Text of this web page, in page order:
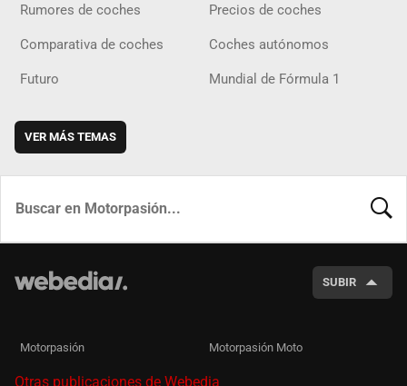
Rumores de coches Precios de coches
Comparativa de coches Coches autónomos
Futuro Mundial de Fórmula 1
VER MÁS TEMAS
SUBIR
Motorpasión Motorpasión Moto
Otras publicaciones de Webedia